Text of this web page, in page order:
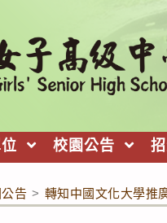
校園公告
告 > 轉知中國文化大學推